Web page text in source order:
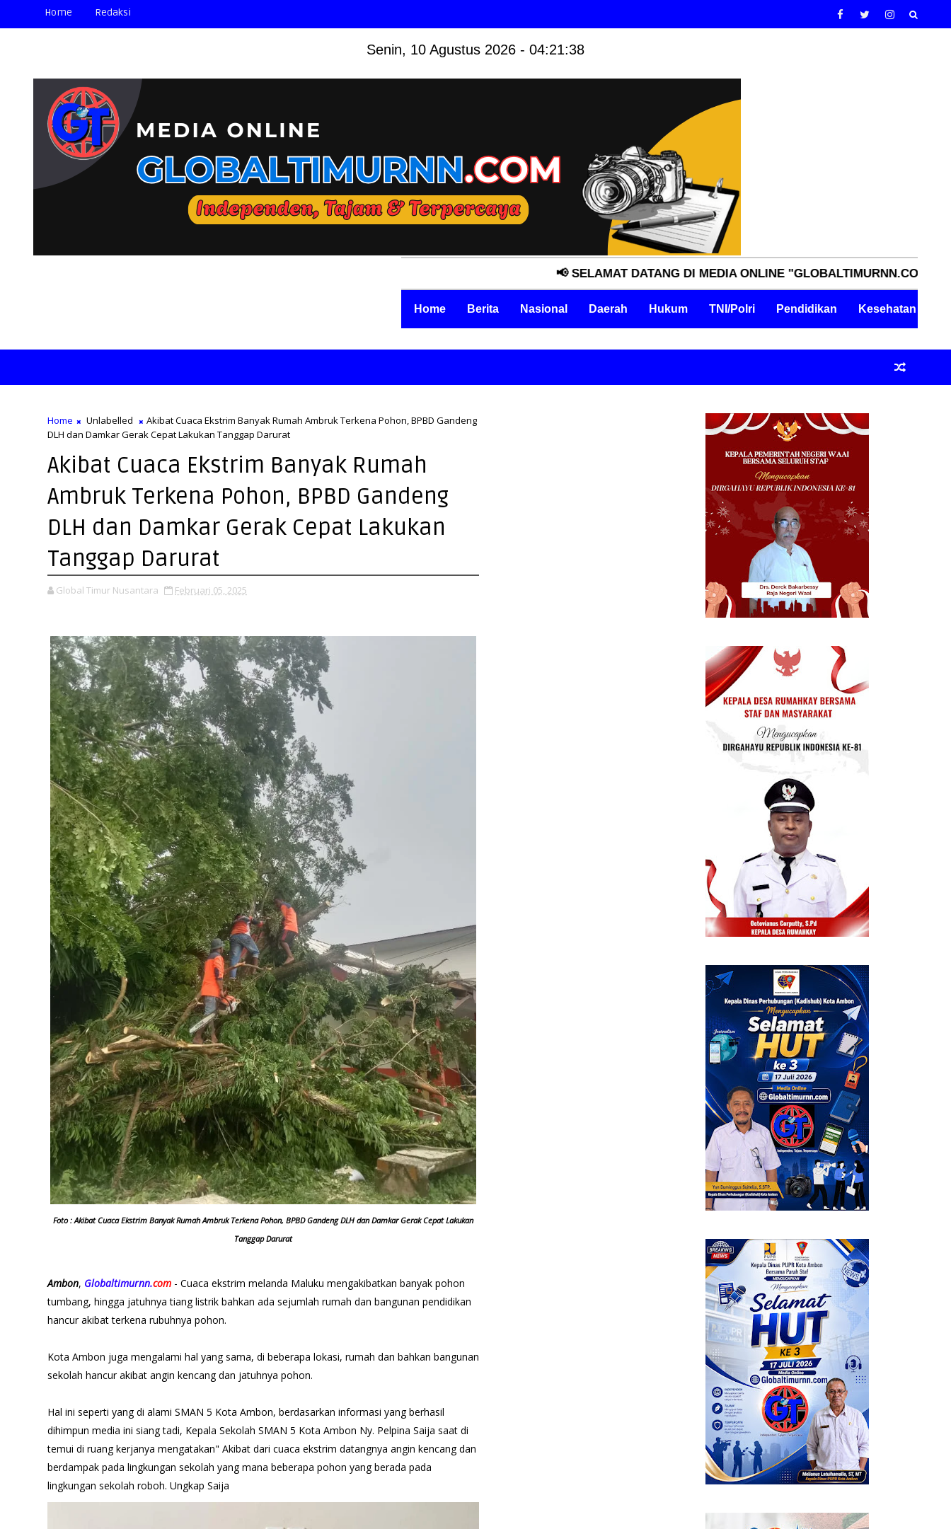
Home Redaksi
Senin, 10 Agustus 2026 - 04:21:40
📢 SELAMAT DATANG DI MEDIA ONLINE "GLOBALTIMURNN.COM" INDEPENDEN,
Home Berita Nasional Daerah Hukum TNI/Polri Pendidikan Kesehatan
Home Unlabelled
Akibat Cuaca Ekstrim Banyak Rumah Ambruk Terkena Pohon, BPBD Gandeng
DLH dan Damkar Gerak Cepat Lakukan Tanggap Darurat
Akibat Cuaca Ekstrim Banyak Rumah
Ambruk Terkena Pohon, BPBD Gandeng
DLH dan Damkar Gerak Cepat Lakukan
Tanggap Darurat
Global Timur Nusantara Februari 05, 2025
Foto : Akibat Cuaca Ekstrim Banyak Rumah Ambruk Terkena Pohon, BPBD Gandeng DLH dan Damkar Gerak Cepat Lakukan
Tanggap Darurat
Ambon, Globaltimurnn.com - Cuaca ekstrim melanda Maluku mengakibatkan banyak pohon
tumbang, hingga jatuhnya tiang listrik bahkan ada sejumlah rumah dan bangunan pendidikan
hancur akibat terkena rubuhnya pohon.
Kota Ambon juga mengalami hal yang sama, di beberapa lokasi, rumah dan bahkan bangunan
sekolah hancur akibat angin kencang dan jatuhnya pohon.
Hal ini seperti yang di alami SMAN 5 Kota Ambon, berdasarkan informasi yang berhasil
dihimpun media ini siang tadi, Kepala Sekolah SMAN 5 Kota Ambon Ny. Pelpina Saija saat di
temui di ruang kerjanya mengatakan" Akibat dari cuaca ekstrim datangnya angin kencang dan
berdampak pada lingkungan sekolah yang mana beberapa pohon yang berada pada
lingkungan sekolah roboh. Ungkap Saija